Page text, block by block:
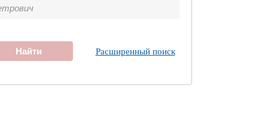
Найти Расширенный поиск